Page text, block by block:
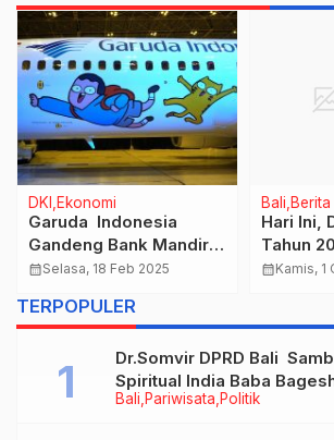
DKI Ekonomi
Garuda Indonesia
Gandeng Bank Mandiri
Tawarkan 68 ribu Kursi
calendar_monthSelasa, 18 Feb 2025
Bali Berita
Hari Ini,
Tahun
Dibuka Hadirkan 189
calendar_monthKamis, 1
TERPOPULER
Bali Pariwisata Politik
Dr.Somvir DPRD Bali
Spiritual India Baba